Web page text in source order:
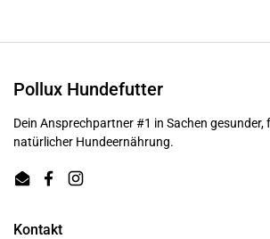
Pollux Hundefutter
Dein Ansprechpartner #1 in Sachen gesunder,
natürlicher Hundeernährung.
EmailFacebookInstagram
Kontakt